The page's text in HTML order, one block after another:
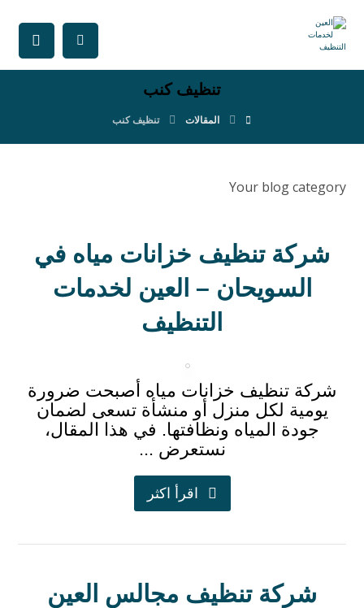
تنظيف كنب
المقالات تنظيف كنب
Your blog category
شركة تنظيف خزانات مياه في
السويحان – العين لخدمات
التنظيف
شركة تنظيف خزانات مياه أصبحت ضرورة
يومية لكل منزل أو منشأة تسعى لضمان
جودة المياه ونظافتها. في هذا المقال،
نستعرض ...
اقرأ اكثر
شركة تنظيف مجالس العين